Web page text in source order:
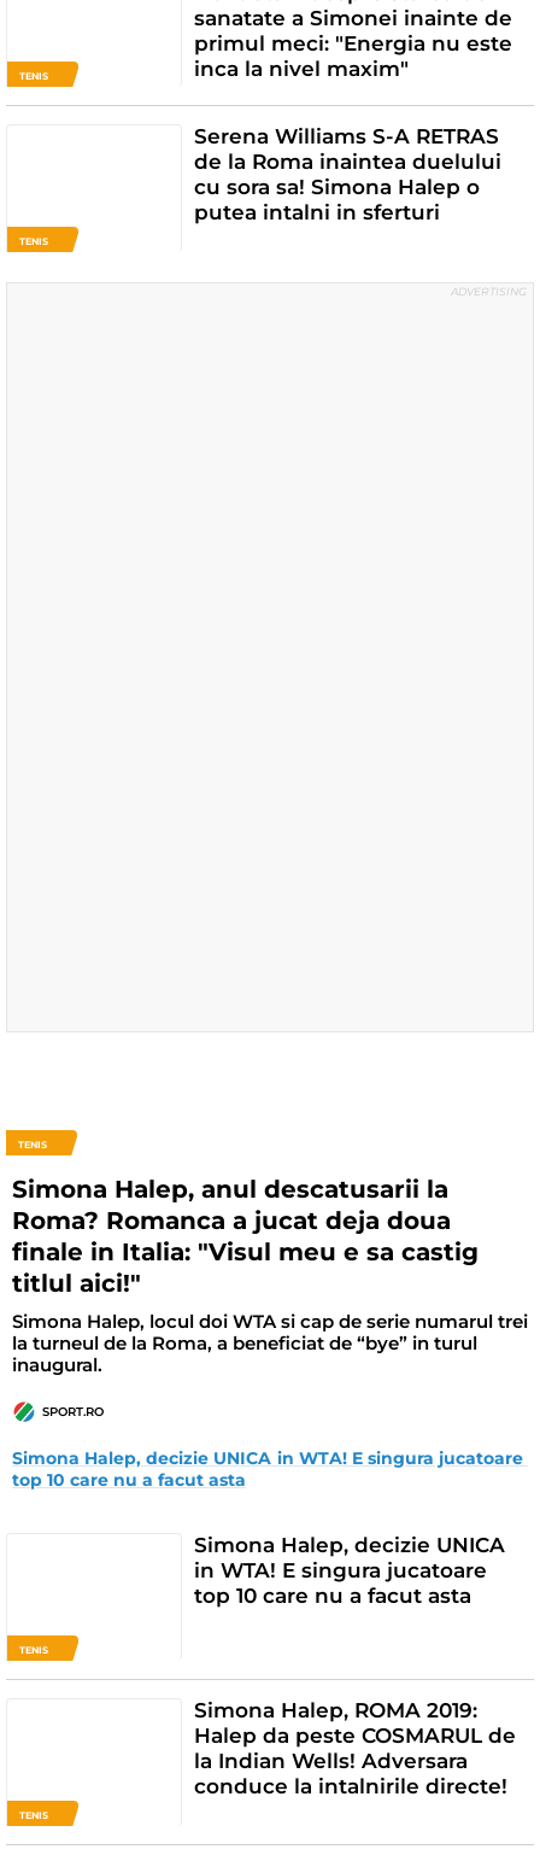
TENIS
sanatate a Simonei inainte de
primul meci: "Energia nu este
inca la nivel maxim"
TENIS
Serena Williams S-A RETRAS
de la Roma inaintea duelului
cu sora sa! Simona Halep o
putea intalni in sferturi
TENIS
Simona Halep, anul descatusarii la
Roma? Romanca a jucat deja doua
finale in Italia: "Visul meu e sa castig
titlul aici!"
Simona Halep, locul doi WTA si cap de serie numarul trei
la turneul de la Roma, a beneficiat de “bye” in turul
inaugural.
SPORT.RO
Simona Halep, decizie UNICA in WTA! E singura jucatoare
top 10 care nu a facut asta
TENIS
Simona Halep, decizie UNICA
in WTA! E singura jucatoare
top 10 care nu a facut asta
TENIS
Simona Halep, ROMA 2019:
Halep da peste COSMARUL de
la Indian Wells! Adversara
conduce la intalnirile directe!